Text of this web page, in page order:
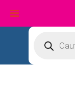
conținut
search